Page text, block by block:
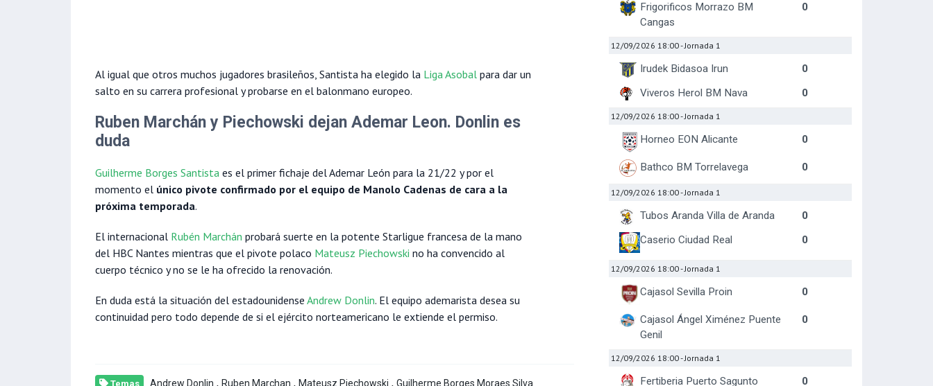
Al igual que otros muchos jugadores brasileños, Santista ha elegido la Liga Asobal para dar un
salto en su carrera profesional y probarse en el balonmano europeo.
Ruben Marchán y Piechowski dejan Ademar Leon. Donlin es
duda
Guilherme Borges Santista es el primer fichaje del Ademar León para la 21/22 y por el
momento el único pivote confirmado por el equipo de Manolo Cadenas de cara a la
próxima temporada.
El internacional Rubén Marchán probará suerte en la potente Starligue francesa de la mano
del HBC Nantes mientras que el pivote polaco Mateusz Piechowski no ha convencido al
cuerpo técnico y no se le ha ofrecido la renovación.
En duda está la situación del estadounidense Andrew Donlin. El equipo ademarista desea su
continuidad pero todo depende de si el ejército norteamericano le extiende el permiso.
Temas Andrew Donlin , Ruben Marchan , Mateusz Piechowski , Guilherme Borges Moraes Silva
Frigorificos Morrazo BM
Cangas
0
12/09/2026 18:00- Jornada 1
Irudek Bidasoa Irun
0
Viveros Herol BM Nava
0
12/09/2026 18:00- Jornada 1
Horneo EON Alicante 0
Bathco BM Torrelavega 0
12/09/2026 18:00- Jornada 1
Tubos Aranda Villa de Aranda
0
Caserio Ciudad Real
0
12/09/2026 18:00- Jornada 1
Cajasol Sevilla Proin 0
Cajasol Ángel Ximénez Puente
Genil
0
12/09/2026 18:00- Jornada 1
Fertiberia Puerto Sagunto
0